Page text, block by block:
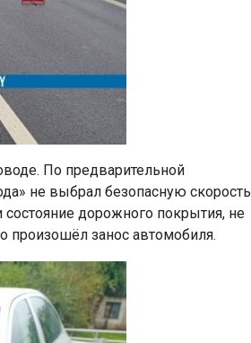
По предварительной
не выбрал безопасную скорость
дорожного покрытия, не
произошёл занос автомобиля.